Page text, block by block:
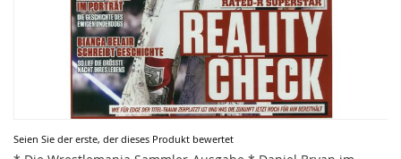
Seien Sie der erste, der dieses Produkt bewertet
Zum
Anfang